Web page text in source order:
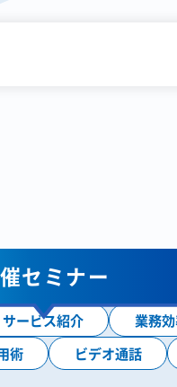
識字率
AI-OCRサー
セミナー
サービス紹介 業務
術 ビデオ通話